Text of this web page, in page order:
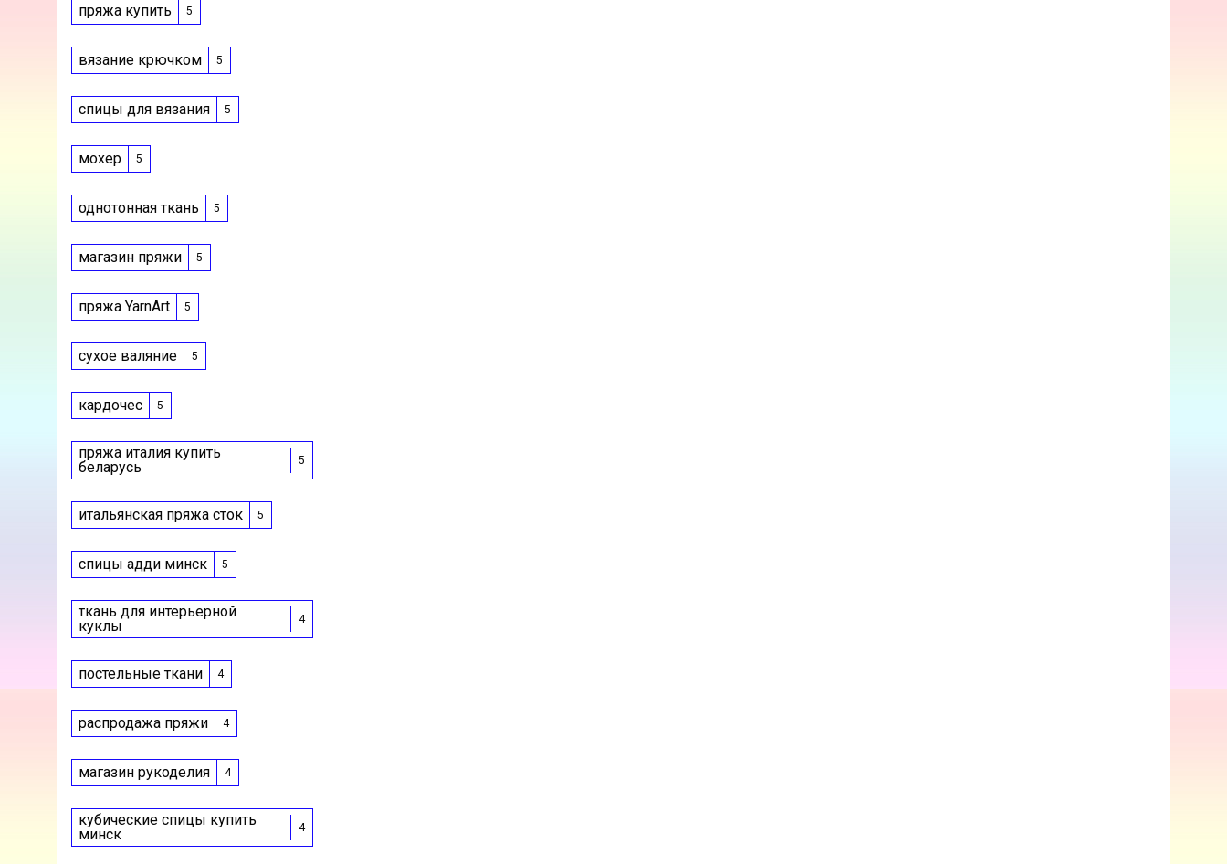
пряжа купить 5
вязание крючком 5
спицы для вязания 5
мохер 5
однотонная ткань 5
магазин пряжи 5
пряжа YarnArt 5
сухое валяние 5
кардочес 5
пряжа италия купить
беларусь
5
итальянская пряжа сток 5
спицы адди минск 5
ткань для интерьерной
куклы
4
постельные ткани 4
распродажа пряжи 4
магазин рукоделия 4
кубические спицы купить
минск
4